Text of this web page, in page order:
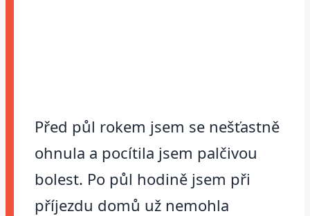
Před půl rokem jsem se nešťastně
ohnula a pocítila jsem palčivou
bolest. Po půl hodině jsem při
příjezdu domů už nemohla